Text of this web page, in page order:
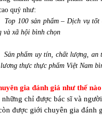
quý như:
Top 100 sản phẩm – Dịch vụ
và xã hội bình chọn
Sản phẩm uy tín, chất lượng, an
thực thực phẩm Việt Nam
gia đánh giá như thế
chỉ được bác sĩ và
được giới chuyên gia đánh